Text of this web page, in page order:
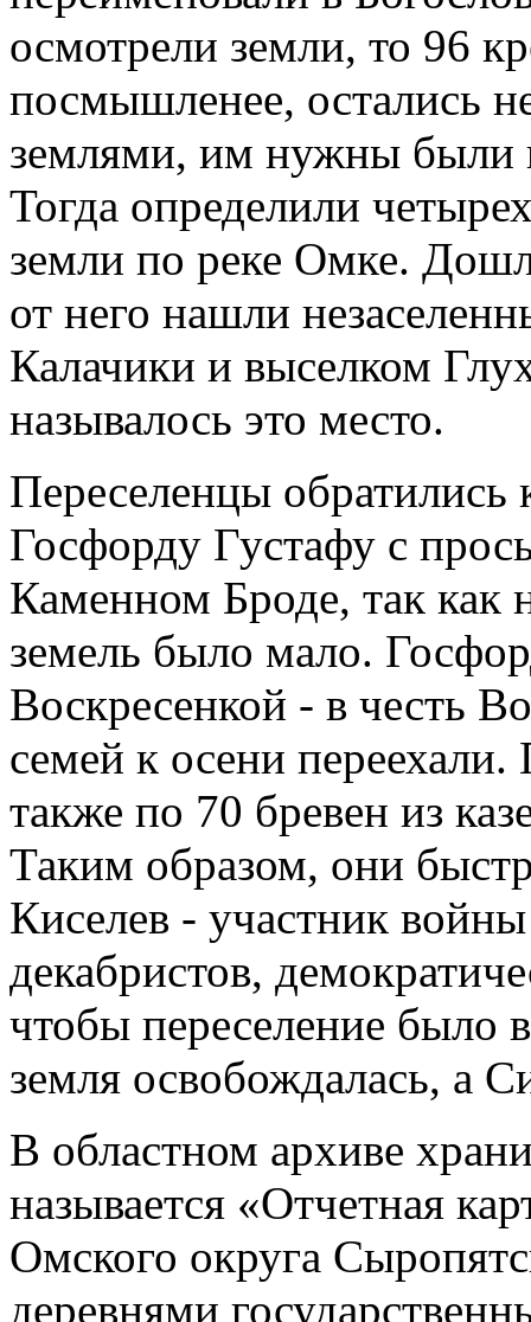
осмотрели земли, то 96
посмышленее, остались
землями, им нужны были
Тогда определили
зем­ли по реке Омке.
от него нашли
Калачики и выселком
называлось это место.
Переселенцы обратились
Госфорду Густафу с
Каменном Броде, так как
земель было мало.
Воскресенкой - в честь
семей к осени переехали.
также по 70 бревен из
Таким образом, они
Киселев - участник
декабристов,
чтобы переселение было
земля освобождалась, а
В областном архиве
называется «От­четная
Омского округа
деревнями